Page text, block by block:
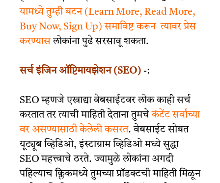
यामध्ये तुम्ही बटन (Learn More, Read More,
Buy Now, Sign Up) समाविष्ट करून त्यावर प्रेस
करण्यास लोकांना पुढे सरसावू शकता.
सर्च इंजिन ऑप्टिमायझेशन (SEO) -:
SEO म्हणजे एखाद्या वेबसाईटवर लोक काही सर्च
करतात तर त्याची माहिती देताना तुमचे कंटेंट सर्वांच्या
वर असण्यासाठी केलेली कसरत. वेबसाईट सोबत
यूट्यूब व्हिडिओ, इंस्टाग्राम व्हिडिओ मध्ये सुद्धा
SEO महत्त्वाचे ठरते. ज्यामुळे लोकांना अगदी
पहिल्याच क्लिकमध्ये तुमच्या प्रॉडक्टची माहिती मिळून